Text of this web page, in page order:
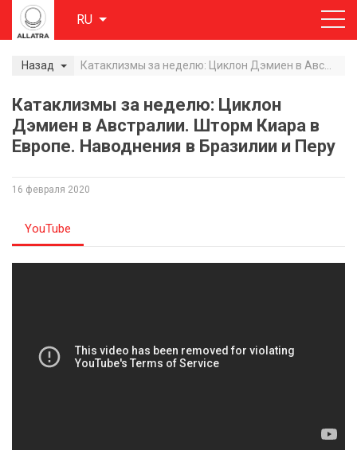
RU
Назад Катаклизмы за неделю: Циклон Дэмиен в Австралии. Шторм Киара в Европе. Наводнения в Бразилии и Перу
Катаклизмы за неделю: Циклон
Дэмиен в Австралии. Шторм Киара в
Европе. Наводнения в Бразилии и Перу
16 февраля 2020
YouTube